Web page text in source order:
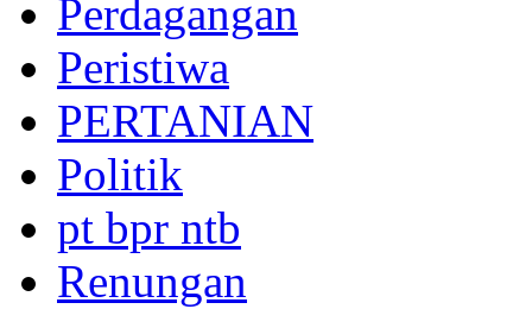
Perdagangan
Peristiwa
PERTANIAN
Politik
pt bpr ntb
Renungan